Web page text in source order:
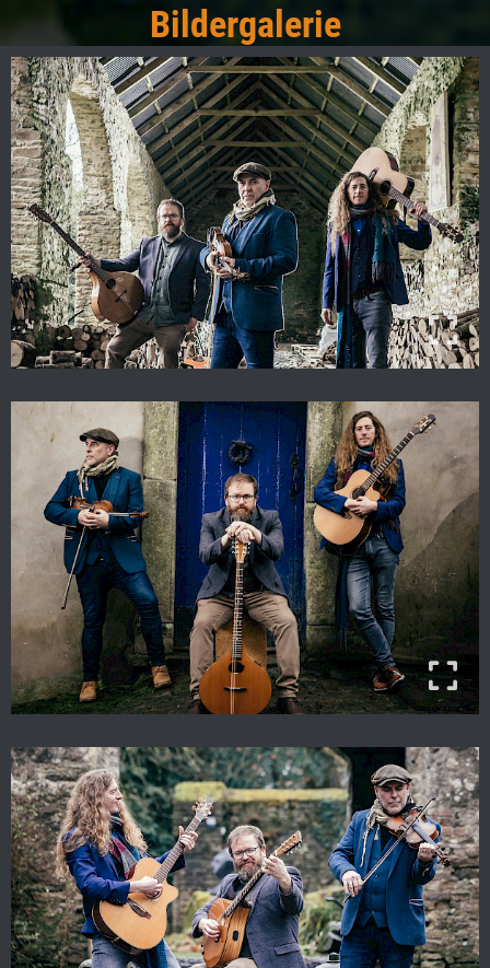
Bildergalerie